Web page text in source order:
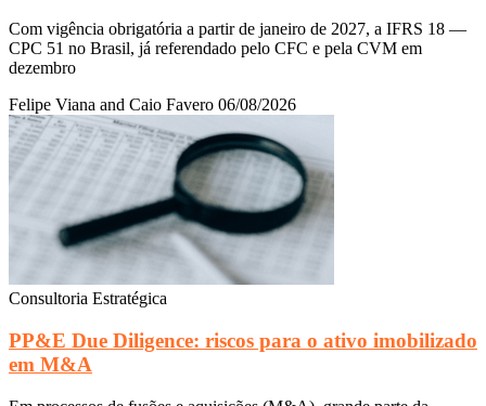
Com vigência obrigatória a partir de janeiro de 2027, a IFRS 18 —
CPC 51 no Brasil, já referendado pelo CFC e pela CVM em
dezembro
Felipe Viana and Caio Favero 06/08/2026
Consultoria Estratégica
PP&E Due Diligence: riscos para o ativo imobilizado
em M&A